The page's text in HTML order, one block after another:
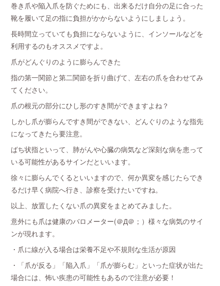
巻き爪や陥入爪を防ぐためにも、出来るだけ自分の足に合った
靴を履いて足の指に負担がかからないようにしましょう。
長時間立っていても負担にならないように、インソールなどを
利用するのもオススメですよ。
爪がどんぐりのように膨らんできた
指の第一関節と第二関節を折り曲げて、左右の爪を合わせてみ
てください。
爪の根元の部分にひし形のすき間ができますよね？
しかし爪が膨らんですき間ができない、どんぐりのような指先
になってきたら要注意。
ばち状指といって、肺がんや心臓の病気など深刻な病を患って
いる可能性があるサインだといいます。
徐々に膨らんでくるといいますので、何か異変を感じたらでき
るだけ早く病院へ行き、診察を受けたいですね。
以上、放置したくない爪の異変をまとめてみました。
意外にも爪は健康のバロメーター(＠Д＠；）様々な病気のサイ
ンが現れます。
・爪に線が入る場合は栄養不足や不規則な生活が原因
・「爪が反る」「陥入爪」「爪が膨らむ」といった症状が出た
場合には、怖い疾患の可能性もあるので注意が必要！